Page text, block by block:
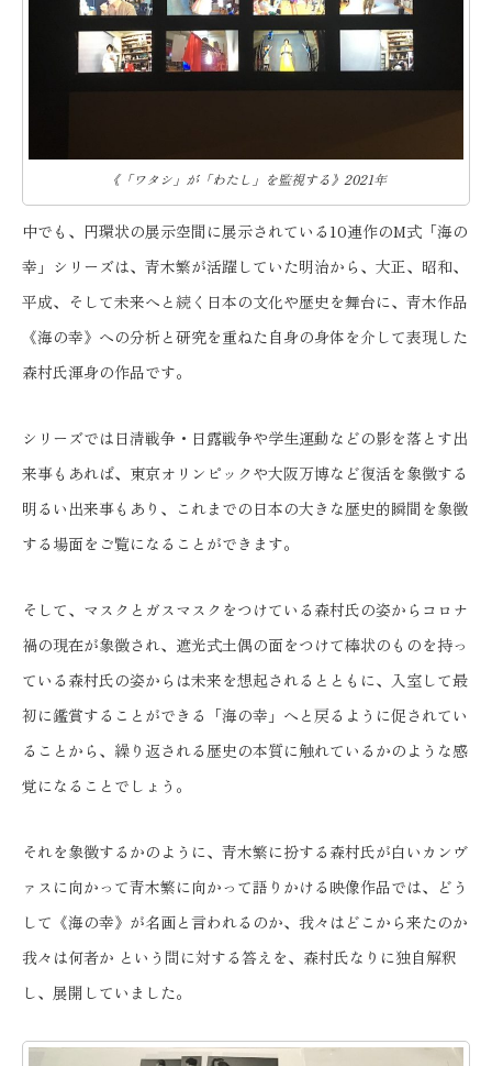
《「ワタシ」が「わたし」を監視する》2021年
中でも、円環状の展示空間に展示されている10連作のM式「海の
幸」シリーズは、青木繁が活躍していた明治から、大正、昭和、
平成、そして未来へと続く日本の文化や歴史を舞台に、青木作品
《海の幸》への分析と研究を重ねた自身の身体を介して表現した
森村氏渾身の作品です。
シリーズでは日清戦争・日露戦争や学生運動などの影を落とす出
来事もあれば、東京オリンピックや大阪万博など復活を象徴する
明るい出来事もあり、これまでの日本の大きな歴史的瞬間を象徴
する場面をご覧になることができます。
そして、マスクとガスマスクをつけている森村氏の姿からコロナ
禍の現在が象徴され、遮光式土偶の面をつけて棒状のものを持っ
ている森村氏の姿からは未来を想起されるとともに、入室して最
初に鑑賞することができる「海の幸」へと戻るように促されてい
ることから、繰り返される歴史の本質に触れているかのような感
覚になることでしょう。
それを象徴するかのように、青木繁に扮する森村氏が白いカンヴ
ァスに向かって青木繁に向かって語りかける映像作品では、どう
して《海の幸》が名画と言われるのか、我々はどこから来たのか
我々は何者か という問に対する答えを、森村氏なりに独自解釈
し、展開していました。